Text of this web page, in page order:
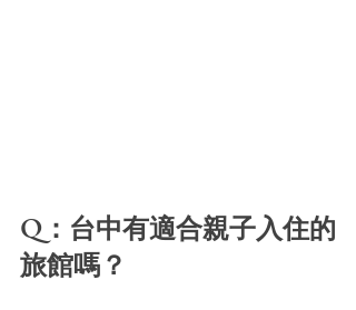
Q：台中有適合親子入住的
旅館嗎？